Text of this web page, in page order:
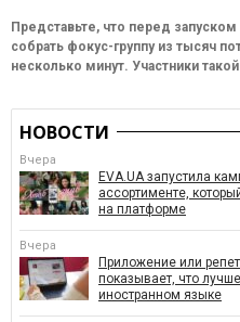
Представьте, что перед
собрать фокус-группу из тысяч
несколько минут. Участники
НОВОСТИ
Вчера
EVA.UA запустила
ассортименте,
на платформе
Вчера
Приложение или
показывает, что
иностранном языке